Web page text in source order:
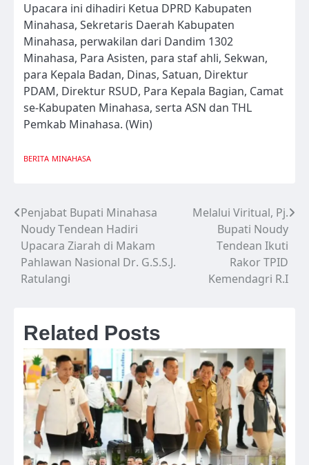
Upacara ini dihadiri Ketua DPRD Kabupaten
Minahasa, Sekretaris Daerah Kabupaten
Minahasa, perwakilan dari Dandim 1302
Minahasa, Para Asisten, para staf ahli, Sekwan,
para Kepala Badan, Dinas, Satuan, Direktur
PDAM, Direktur RSUD, Para Kepala Bagian, Camat
se-Kabupaten Minahasa, serta ASN dan THL
Pemkab Minahasa. (Win)
BERITA MINAHASA
Navigasi
pos
Penjabat Bupati Minahasa
Noudy Tendean Hadiri
Upacara Ziarah di Makam
Pahlawan Nasional Dr. G.S.S.J.
Ratulangi
Melalui Viritual, Pj.
Bupati Noudy
Tendean Ikuti
Rakor TPID
Kemendagri R.I
Related Posts